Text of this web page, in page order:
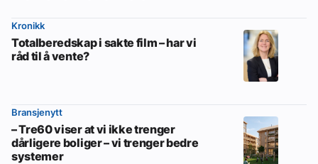
Kronikk
Totalberedskap i sakte film – har vi
råd til å vente?
Bransjenytt
– Tre60 viser at vi ikke trenger
dårligere boliger – vi trenger bedre
systemer